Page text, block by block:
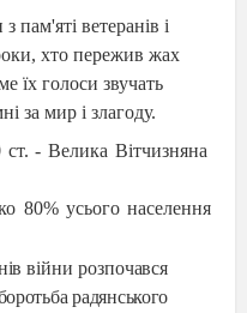
пам'яті ветеранів і
хто пережив жах
їх голоси звучать
за мир і злагоду.
- Велика Вітчизняна
80% усього населення
війни розпочався
радянського